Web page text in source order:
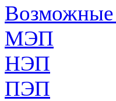
МЭП
НЭП
ПЭП